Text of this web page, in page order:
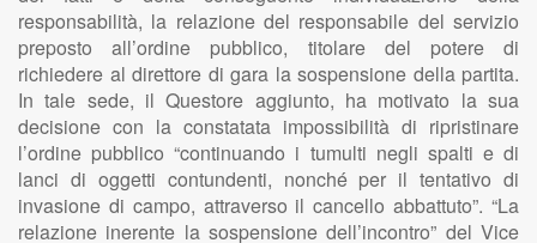
responsabilità, la relazione del responsabile del servizio
preposto all’ordine pubblico, titolare del potere di
richiedere al direttore di gara la sospensione della partita.
In tale sede, il Questore aggiunto, ha motivato la sua
decisione con la constatata impossibilità di ripristinare
l’ordine pubblico “continuando i tumulti negli spalti e di
lanci di oggetti contundenti, nonché per il tentativo di
invasione di campo, attraverso il cancello abbattuto”. “La
relazione inerente la sospensione dell’incontro” del Vice